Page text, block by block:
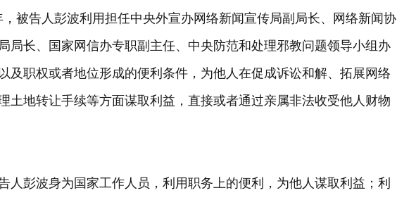
被告人彭波利用担任中央外宣办网络新闻宣传局副局长、网络新闻协
局长、国家网信办专职副主任、中央防范和处理邪教问题领导小组办
及职权或者地位形成的便利条件，为他人在促成诉讼和解、拓展网络
土地转让手续等方面谋取利益，直接或者通过亲属非法收受他人财物
人彭波身为国家工作人员，利用职务上的便利，为他人谋取利益；利